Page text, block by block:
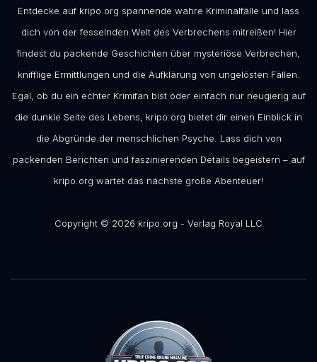
Entdecke auf kripo.org spannende wahre Kriminalfälle und lass
dich von der fesselnden Welt des Verbrechens mitreißen! Hier
findest du packende Geschichten über mysteriöse Verbrechen,
knifflige Ermittlungen und die Aufklärung von ungelösten Fällen.
Egal, ob du ein echter Krimifan bist oder einfach nur neugierig auf
die dunkle Seite des Lebens, kripo.org bietet dir einen Einblick in
die Abgründe der menschlichen Psyche. Lass dich von
packenden Berichten und faszinierenden Details begeistern – auf
kripo.org wartet das nächste große Abenteuer!
Copyright © 2026 kripo.org - Verlag Royal LLC